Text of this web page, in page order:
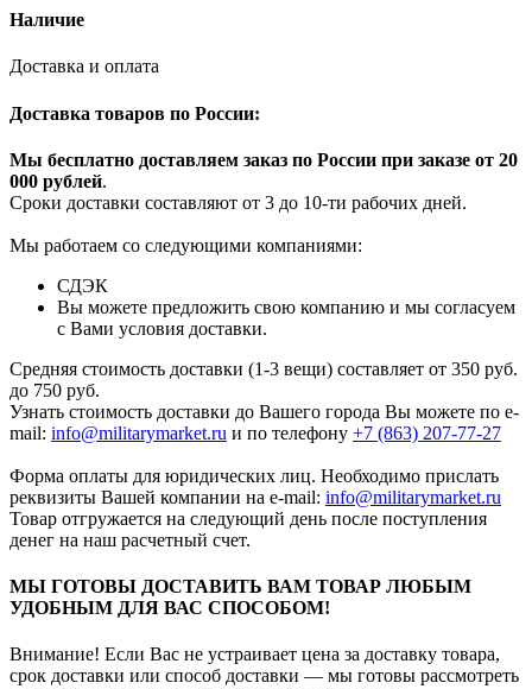
Наличие
Доставка и оплата
Доставка товаров по России:
Мы бесплатно доставляем заказ по России при заказе от 20
000 рублей.
Сроки доставки составляют от 3 до 10-ти рабочих дней.
Мы работаем со следующими компаниями:
СДЭК
Вы можете предложить свою компанию и мы согласуем
с Вами условия доставки.
Средняя стоимость доставки (1-3 вещи) составляет от 350 руб.
до 750 руб.
Узнать стоимость доставки до Вашего города Вы можете по e-
mail: info@militarymarket.ru и по телефону +7 (863) 207-77-27
Форма оплаты для юридических лиц. Необходимо прислать
реквизиты Вашей компании на е-mail: info@militarymarket.ru
Товар отгружается на следующий день после поступления
денег на наш расчетный счет.
МЫ ГОТОВЫ ДОСТАВИТЬ ВАМ ТОВАР ЛЮБЫМ
УДОБНЫМ ДЛЯ ВАС СПОСОБОМ!
Внимание! Если Вас не устраивает цена за доставку товара,
срок доставки или способ доставки — мы готовы рассмотреть